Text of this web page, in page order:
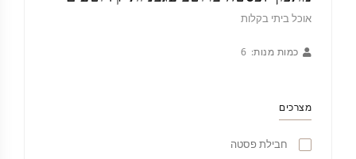
אוכל ביתי בקלות
כמות מנות: 6
מצרכים
חבילת פסטה